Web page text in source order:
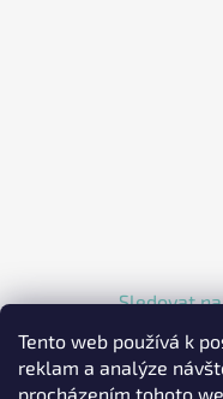
Tento web používá k
reklam a analýze
procházením tohoto
Sledovat